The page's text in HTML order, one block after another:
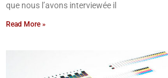
que nous l’avons interviewée il
Read More »